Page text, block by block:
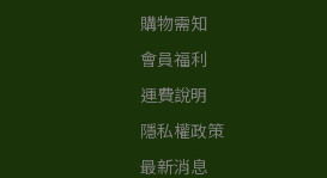
購物需知
會員福利
運費說明
隱私權政策
最新消息